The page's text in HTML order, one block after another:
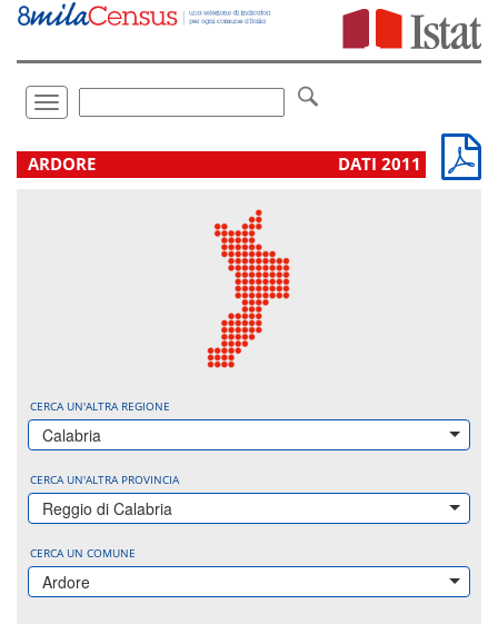
Vai
direttamente
Toggle
navigation
.
ARDORE DATI 2011
CERCA UN'ALTRA REGIONE
Calabria
CERCA UN'ALTRA PROVINCIA
Reggio di Calabria
CERCA UN COMUNE
Ardore